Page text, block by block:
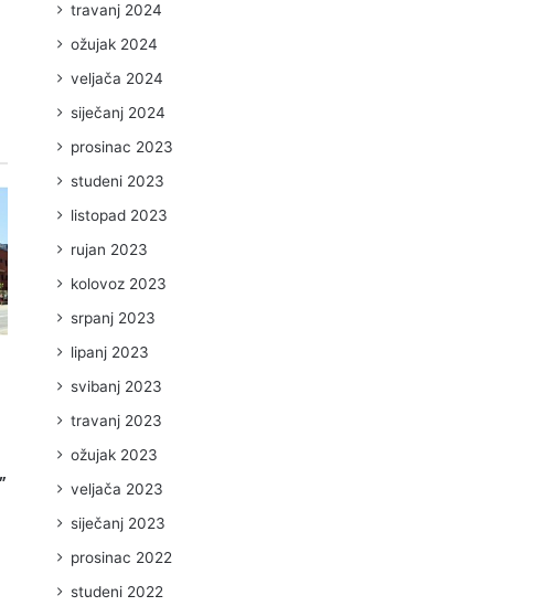
travanj 2024
ožujak 2024
veljača 2024
siječanj 2024
prosinac 2023
studeni 2023
listopad 2023
rujan 2023
kolovoz 2023
srpanj 2023
lipanj 2023
svibanj 2023
travanj 2023
ožujak 2023
veljača 2023
siječanj 2023
prosinac 2022
studeni 2022